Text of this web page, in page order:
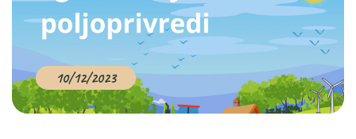
10/12/2023